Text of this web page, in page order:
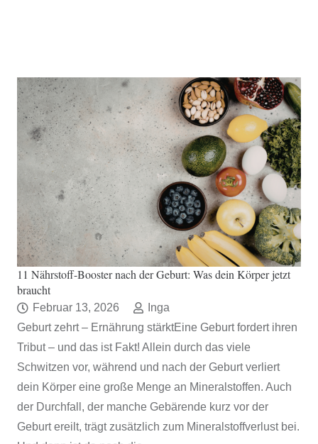
11 Nährstoff-Booster nach der Geburt: Was dein Körper jetzt
braucht
Februar 13, 2026
Inga
Geburt zehrt – Ernährung stärktEine Geburt fordert ihren
Tribut – und das ist Fakt! Allein durch das viele
Schwitzen vor, während und nach der Geburt verliert
dein Körper eine große Menge an Mineralstoffen. Auch
der Durchfall, der manche Gebärende kurz vor der
Geburt ereilt, trägt zusätzlich zum Mineralstoffverlust bei.